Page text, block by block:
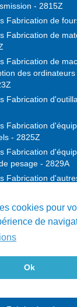
cookies pour
de
Ok
- 2815Z
Fabrication de
Fabrication de
Fabrication de
des
Fabrication
Fabrication
- 2825Z
Fabrication
pesage - 2829A
Fabrication
Fabrication de
Fabrication de
Fabrication
Fabrication de